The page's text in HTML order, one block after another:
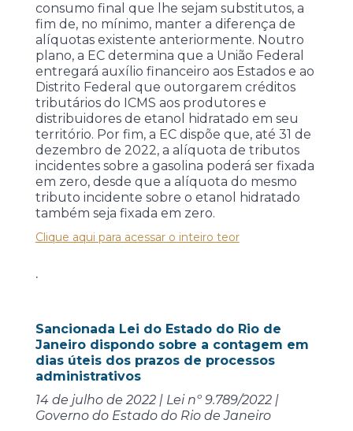
consumo final que lhe sejam substitutos, a
fim de, no mínimo, manter a diferença de
alíquotas existente anteriormente. Noutro
plano, a EC determina que a União Federal
entregará auxílio financeiro aos Estados e ao
Distrito Federal que outorgarem créditos
tributários do ICMS aos produtores e
distribuidores de etanol hidratado em seu
território. Por fim, a EC dispõe que, até 31 de
dezembro de 2022, a alíquota de tributos
incidentes sobre a gasolina poderá ser fixada
em zero, desde que a alíquota do mesmo
tributo incidente sobre o etanol hidratado
também seja fixada em zero.
Clique aqui para acessar o inteiro teor
.
Sancionada Lei do Estado do Rio de
Janeiro dispondo sobre a contagem em
dias úteis dos prazos de processos
administrativos
14 de julho de 2022 | Lei nº 9.789/2022 |
Governo do Estado do Rio de Janeiro